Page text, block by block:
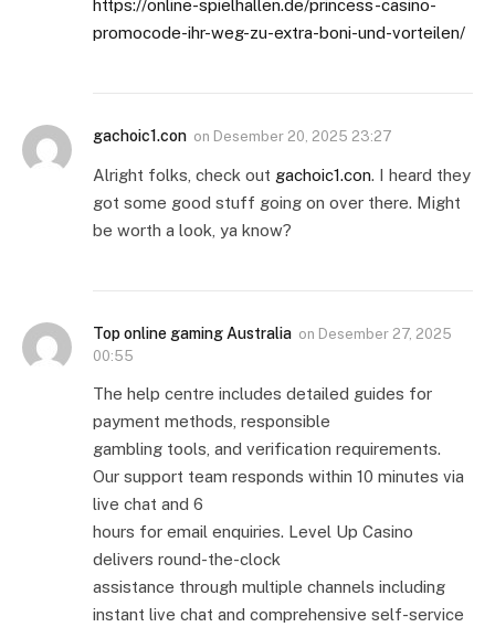
https://online-spielhallen.de/princess-casino-
promocode-ihr-weg-zu-extra-boni-und-vorteilen/
gachoic1.con on Desember 20, 2025 23:27
Alright folks, check out gachoic1.con. I heard they
got some good stuff going on over there. Might
be worth a look, ya know?
Top online gaming Australia on Desember 27, 2025
00:55
The help centre includes detailed guides for
payment methods, responsible
gambling tools, and verification requirements.
Our support team responds within 10 minutes via
live chat and 6
hours for email enquiries. Level Up Casino
delivers round-the-clock
assistance through multiple channels including
instant live chat and comprehensive self-service